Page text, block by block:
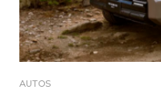
AUTOS